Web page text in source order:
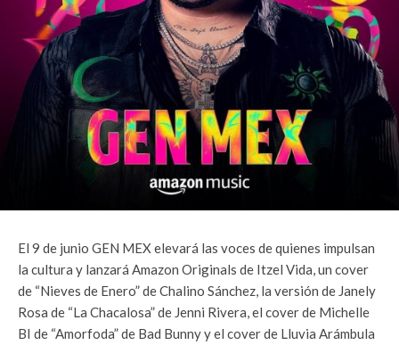
El 9 de junio GEN MEX elevará las voces de quienes impulsan
la cultura y lanzará Amazon Originals de Itzel Vida, un cover
de “Nieves de Enero” de Chalino Sánchez, la versión de Janely
Rosa de “La Chacalosa” de Jenni Rivera, el cover de Michelle
BI de “Amorfoda” de Bad Bunny y el cover de Lluvia Arámbula